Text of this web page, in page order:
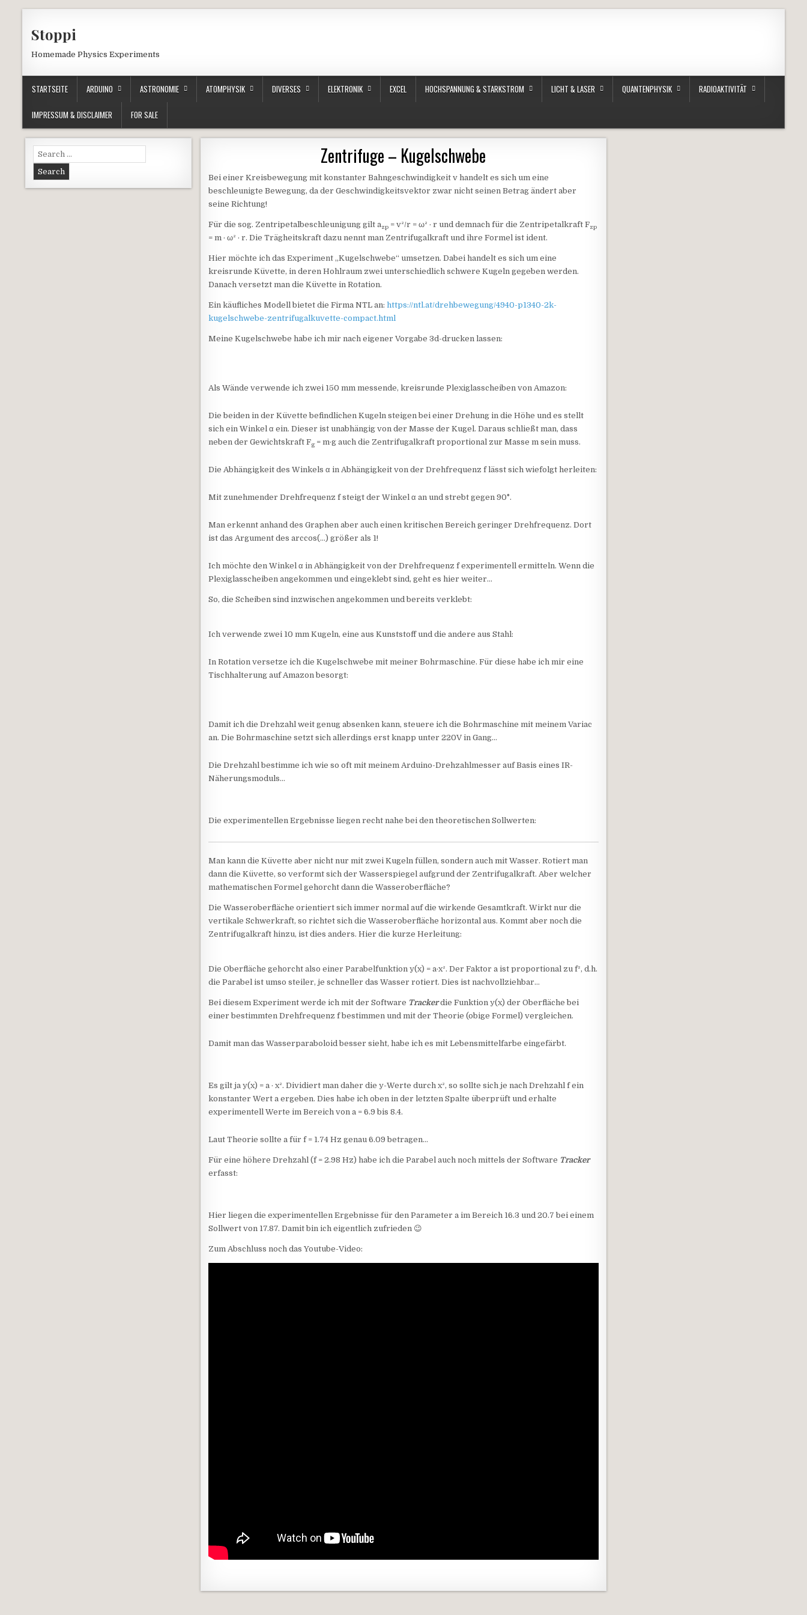
Stoppi
Homemade Physics Experiments
STARTSEITE ARDUINO ASTRONOMIE ATOMPHYSIK DIVERSES ELEKTRONIK EXCEL HOCHSPANNUNG & STARKSTROM LICHT & LASER QUANTENPHYSIK RADIOAKTIVITÄT
IMPRESSUM & DISCLAIMER FOR SALE
Zentrifuge – Kugelschwebe
Bei einer Kreisbewegung mit konstanter Bahngeschwindigkeit v handelt es sich um eine
beschleunigte Bewegung, da der Geschwindigkeitsvektor zwar nicht seinen Betrag ändert aber
seine Richtung!
Für die sog. Zentripetalbeschleunigung gilt azp = v²/r = ω² · r und demnach für die Zentripetalkraft Fzp
= m · ω² · r. Die Trägheitskraft dazu nennt man Zentrifugalkraft und ihre Formel ist ident.
Hier möchte ich das Experiment „Kugelschwebe“ umsetzen. Dabei handelt es sich um eine
kreisrunde Küvette, in deren Hohlraum zwei unterschiedlich schwere Kugeln gegeben werden.
Danach versetzt man die Küvette in Rotation.
Ein käufliches Modell bietet die Firma NTL an:https://ntl.at/drehbewegung/4940-p1340-2k-
kugelschwebe-zentrifugalkuvette-compact.html
Meine Kugelschwebe habe ich mir nach eigener Vorgabe 3d-drucken lassen:
Als Wände verwende ich zwei 150 mm messende, kreisrunde Plexiglasscheiben von Amazon:
Die beiden in der Küvette befindlichen Kugeln steigen bei einer Drehung in die Höhe und es stellt
sich ein Winkel α ein. Dieser ist unabhängig von der Masse der Kugel. Daraus schließt man, dass
neben der Gewichtskraft Fg= m·g auch die Zentrifugalkraft proportional zur Masse m sein muss.
Die Abhängigkeit des Winkels α in Abhängigkeit von der Drehfrequenz f lässt sich wiefolgt herleiten:
Mit zunehmender Drehfrequenz f steigt der Winkel α an und strebt gegen 90°.
Man erkennt anhand des Graphen aber auch einen kritischen Bereich geringer Drehfrequenz. Dort
ist das Argument des arccos(…) größer als 1!
Ich möchte den Winkel α in Abhängigkeit von der Drehfrequenz f experimentell ermitteln. Wenn die
Plexiglasscheiben angekommen und eingeklebt sind, geht es hier weiter…
So, die Scheiben sind inzwischen angekommen und bereits verklebt:
Ich verwende zwei 10 mm Kugeln, eine aus Kunststoff und die andere aus Stahl:
In Rotation versetze ich die Kugelschwebe mit meiner Bohrmaschine. Für diese habe ich mir eine
Tischhalterung auf Amazon besorgt:
Damit ich die Drehzahl weit genug absenken kann, steuere ich die Bohrmaschine mit meinem Variac
an. Die Bohrmaschine setzt sich allerdings erst knapp unter 220V in Gang…
Die Drehzahl bestimme ich wie so oft mit meinem Arduino-Drehzahlmesser auf Basis eines IR-
Näherungsmoduls…
Die experimentellen Ergebnisse liegen recht nahe bei den theoretischen Sollwerten:
Man kann die Küvette aber nicht nur mit zwei Kugeln füllen, sondern auch mit Wasser. Rotiert man
dann die Küvette, so verformt sich der Wasserspiegel aufgrund der Zentrifugalkraft. Aber welcher
mathematischen Formel gehorcht dann die Wasseroberfläche?
Die Wasseroberfläche orientiert sich immer normal auf die wirkende Gesamtkraft. Wirkt nur die
vertikale Schwerkraft, so richtet sich die Wasseroberfläche horizontal aus. Kommt aber noch die
Zentrifugalkraft hinzu, ist dies anders. Hier die kurze Herleitung:
Die Oberfläche gehorcht also einer Parabelfunktion y(x) = a·x². Der Faktor a ist proportional zu f², d.h.
die Parabel ist umso steiler, je schneller das Wasser rotiert. Dies ist nachvollziehbar…
Bei diesem Experiment werde ich mit der Software Trackerdie Funktion y(x) der Oberfläche bei
einer bestimmten Drehfrequenz f bestimmen und mit der Theorie (obige Formel) vergleichen.
Damit man das Wasserparaboloid besser sieht, habe ich es mit Lebensmittelfarbe eingefärbt.
Es gilt ja y(x) = a · x². Dividiert man daher die y-Werte durch x², so sollte sich je nach Drehzahl f ein
konstanter Wert a ergeben. Dies habe ich oben in der letzten Spalte überprüft und erhalte
experimentell Werte im Bereich von a = 6.9 bis 8.4.
Laut Theorie sollte a für f = 1.74 Hz genau 6.09 betragen…
Für eine höhere Drehzahl (f = 2.98 Hz) habe ich die Parabel auch noch mittels der Software Tracker
erfasst:
Hier liegen die experimentellen Ergebnisse für den Parameter a im Bereich 16.3 und 20.7 bei einem
Sollwert von 17.87. Damit bin ich eigentlich zufrieden 😉
Zum Abschluss noch das Youtube-Video:
Search for: